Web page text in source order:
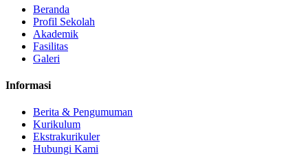
Beranda
Profil Sekolah
Akademik
Fasilitas
Galeri
Informasi
Berita & Pengumuman
Kurikulum
Ekstrakurikuler
Hubungi Kami